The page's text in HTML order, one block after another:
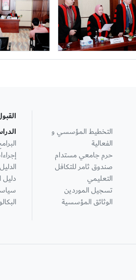
التخطيط المؤسسي و
الفعالية
حرم جامعي مستدام
صندوق ثامر للتكافل
التعليمي
تسجيل الموردين
الوثائق المؤسسية
دليل